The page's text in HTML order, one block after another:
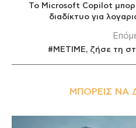
Το Microsoft Copilot
διαδίκτυο για
#METIME, ζήσε τη
ΜΠΟΡΕΊΣ ΝΑ